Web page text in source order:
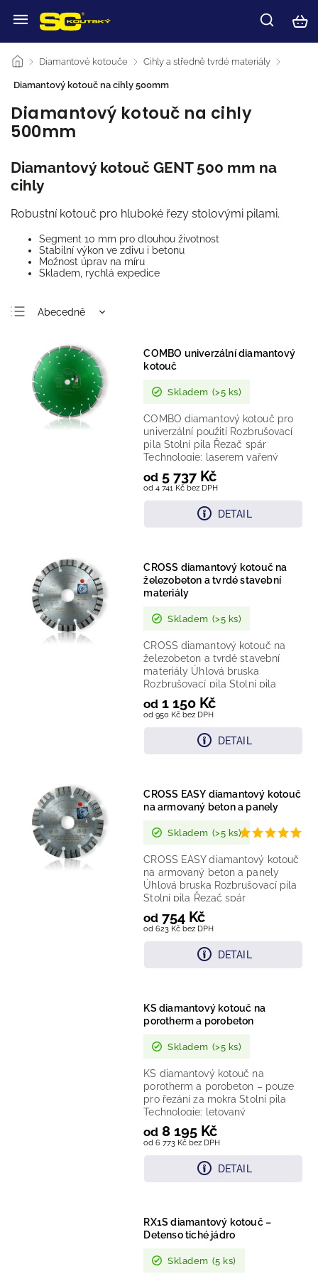
/ Diamantové kotouče / Cihly a středně tvrdé materiály /
Diamantový kotouč na cihly 500mm
Diamantový kotouč na cihly
500mm
Diamantový kotouč GENT 500 mm na
cihly
Robustní kotouč pro hluboké řezy stolovými pilami.
Segment 10 mm pro dlouhou životnost
Stabilní výkon ve zdivu i betonu
Možnost úprav na míru
Skladem, rychlá expedice
Abecedně
Nejdražší
Nejprodávanější
COMBO univerzální diamantový
kotouč
Skladem (>5 ks)
od 4 741 Kč bez DPH
od 5 737 Kč
DETAIL
COMBO diamantový kotouč pro
univerzální použití Rozbrušovací
pila Stolní pila Řezač spár
Technologie: laserem vařený
diamantový segment...
CROSS diamantový kotouč na
železobeton a tvrdé stavební
materiály
Skladem (>5 ks)
od 950 Kč bez DPH
od 1 150 Kč
DETAIL
CROSS diamantový kotouč na
železobeton a tvrdé stavební
materiály Úhlová bruska
Rozbrušovací pila Stolní pila
Řezač spár Technologie:...
CROSS EASY diamantový kotouč
na armovaný beton a panely
Skladem (>5 ks)
od 623 Kč bez DPH
od 754 Kč
DETAIL
CROSS EASY diamantový kotouč
na armovaný beton a panely
Úhlová bruska Rozbrušovací pila
Stolní pila Řezač spár
Technologie: laserem vařený...
KS diamantový kotouč na
porotherm a porobeton
Skladem (>5 ks)
od 6 773 Kč bez DPH
od 8 195 Kč
DETAIL
KS diamantový kotouč na
porotherm a porobeton – pouze
pro řezání za mokra Stolní pila
Technologie: letovaný
diamantový segment Provedení:
segmentovaný...
RX1S diamantový kotouč –
Detenso tiché jádro
Skladem (5 ks)